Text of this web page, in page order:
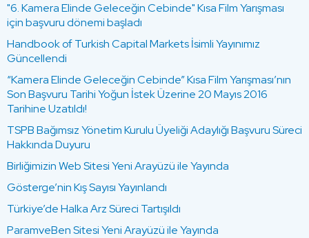
"6. Kamera Elinde Geleceğin Cebinde" Kısa Film Yarışması
için başvuru dönemi başladı
Handbook of Turkish Capital Markets İsimli Yayınımız
Güncellendi
“Kamera Elinde Geleceğin Cebinde” Kısa Film Yarışması’nın
Son Başvuru Tarihi Yoğun İstek Üzerine 20 Mayıs 2016
Tarihine Uzatıldı!
TSPB Bağımsız Yönetim Kurulu Üyeliği Adaylığı Başvuru Süreci
Hakkında Duyuru
Birliğimizin Web Sitesi Yeni Arayüzü ile Yayında
Gösterge’nin Kış Sayısı Yayınlandı
Türkiye’de Halka Arz Süreci Tartışıldı
ParamveBen Sitesi Yeni Arayüzü ile Yayında